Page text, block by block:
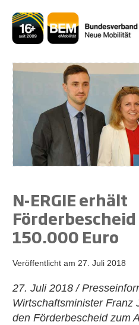
Inhalt
springen
N-ERGIE erhält
150.000 Euro
Veröffentlicht am 27. Juli 2018
27. Juli 2018 /
Wirtschaftsminister Franz
den Förderbescheid zum